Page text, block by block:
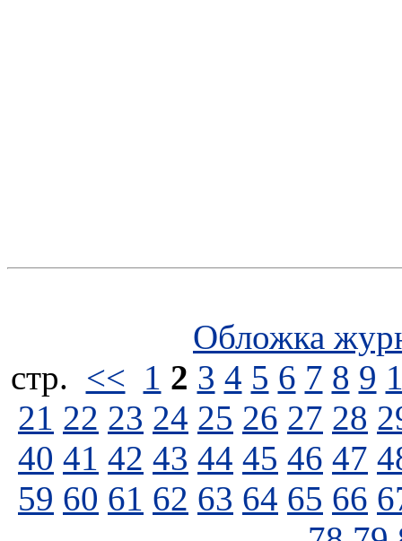
Обложка
стp. << 1 2 3 4 5 6 7 8 9
21 22 23 24 25 26 27 28
40 41 42 43 44 45 46 47
59 60 61 62 63 64 65 66